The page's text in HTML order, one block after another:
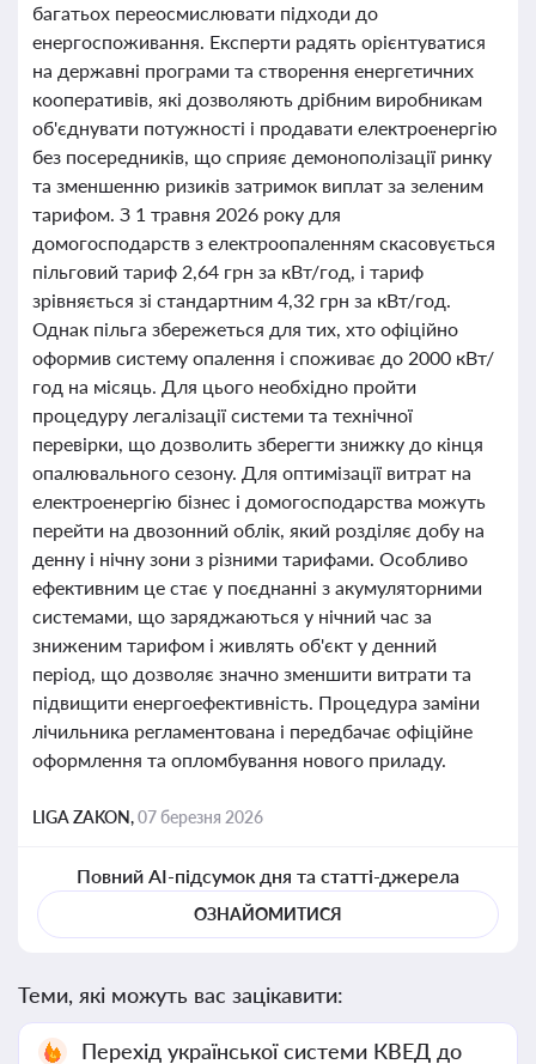
багатьох переосмислювати підходи до
енергоспоживання. Експерти радять орієнтуватися
на державні програми та створення енергетичних
кооперативів, які дозволяють дрібним виробникам
об'єднувати потужності і продавати електроенергію
без посередників, що сприяє демонополізації ринку
та зменшенню ризиків затримок виплат за зеленим
тарифом. З 1 травня 2026 року для
домогосподарств з електроопаленням скасовується
пільговий тариф 2,64 грн за кВт/год, і тариф
зрівняється зі стандартним 4,32 грн за кВт/год.
Однак пільга збережеться для тих, хто офіційно
оформив систему опалення і споживає до 2000 кВт/
год на місяць. Для цього необхідно пройти
процедуру легалізації системи та технічної
перевірки, що дозволить зберегти знижку до кінця
опалювального сезону. Для оптимізації витрат на
електроенергію бізнес і домогосподарства можуть
перейти на двозонний облік, який розділяє добу на
денну і нічну зони з різними тарифами. Особливо
ефективним це стає у поєднанні з акумуляторними
системами, що заряджаються у нічний час за
зниженим тарифом і живлять об'єкт у денний
період, що дозволяє значно зменшити витрати та
підвищити енергоефективність. Процедура заміни
лічильника регламентована і передбачає офіційне
оформлення та опломбування нового приладу.
LIGA ZAKON,07 березня 2026
Повний AI-підсумок дня та статті-джерела
ОЗНАЙОМИТИСЯ
Теми, які можуть вас зацікавити:
Перехід української системи КВЕД до